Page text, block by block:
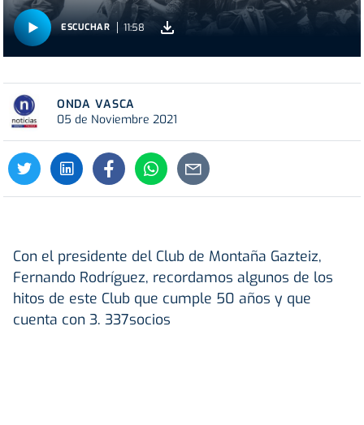
ESCUCHAR 11:58
ONDA VASCA
05 de Noviembre 2021
Con el presidente del Club de Montaña Gazteiz,
Fernando Rodríguez, recordamos algunos de los
hitos de este Club que cumple 50 años y que
cuenta con 3. 337socios